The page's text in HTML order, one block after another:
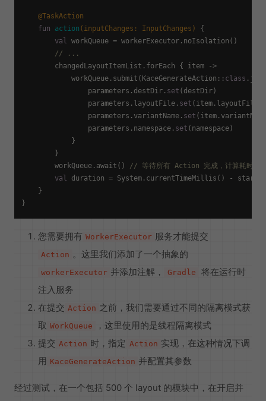
@TaskAction
fun
action (inputChanges: InputChanges )
{
val workQueue = workerExecutor.noIsolation()
// ...
        changedLayoutItemList.forEach { item ->
            workQueue.submit(KaceGenerateAction::
class
                parameters.destDir.
set (destDir)
                parameters.layoutFile.
set (item.layoutFile)
                parameters.variantName.
set
                parameters.namespace.
set (namespace)
            }
        }
        workQueue.await()
// 等待所有 Action 完成，计算耗时
val duration = System.currentTimeMillis() -
    }
您需要拥有 WorkerExecutor 服务才能提交
Action 。这里我们添加了一个抽象的
workerExecutor 并添加注解， Gradle
将在运行时
注入服务
在提交 Action 之前，我们需要通过不同的隔离模式获
取 WorkQueue
，这里使用的是线程隔离模式
提交 Action 时，指定 Action 实现，在这种情况下调
用 KaceGenerateAction 并配置其参数
经过测试，在一个包括 500 个 layout 的模块中，在开启并